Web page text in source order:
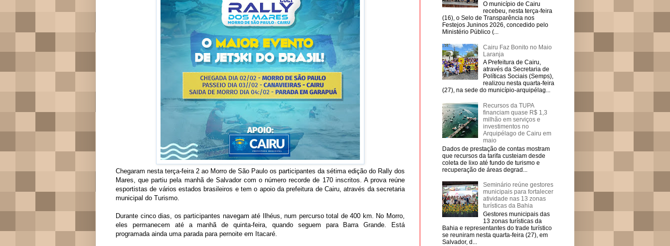
Chegaram nesta terça-feira 2 ao Morro de São Paulo os participantes da sétima edição do Rally dos
Mares, que partiu pela manhã de Salvador com o número recorde de 170 inscritos. A prova reúne
esportistas de vários estados brasileiros e tem o apoio da prefeitura de Cairu, através da secretaria
municipal do Turismo.
Durante cinco dias, os participantes navegam até Ilhéus, num percurso total de 400 km. No Morro,
eles permanecem até a manhã de quinta-feira, quando seguem para Barra Grande. Está
programada ainda uma parada para pernoite em Itacaré.
O município de Cairu
recebeu, nesta terça-feira
(16), o Selo de Transparência nos
Festejos Juninos 2026, concedido pelo
Ministério Público (...
Cairu Faz Bonito no Maio
Laranja
A Prefeitura de Cairu,
através da Secretaria de
Políticas Sociais (Semps),
realizou nesta quarta-feira
(27), na sede do município-arquipélag...
Recursos da TUPA
financiam quase R$ 1,3
milhão em serviços e
investimentos no
Arquipélago de Cairu em
maio
Dados de prestação de contas mostram
que recursos da tarifa custeiam desde
coleta de lixo até fundo de turismo e
recuperação de áreas degrad...
Seminário reúne gestores
municipais para fortalecer
atividade nas 13 zonas
turísticas da Bahia
Gestores municipais das
13 zonas turísticas da
Bahia e representantes do trade turístico
se reuniram nesta quarta-feira (27), em
Salvador, d...